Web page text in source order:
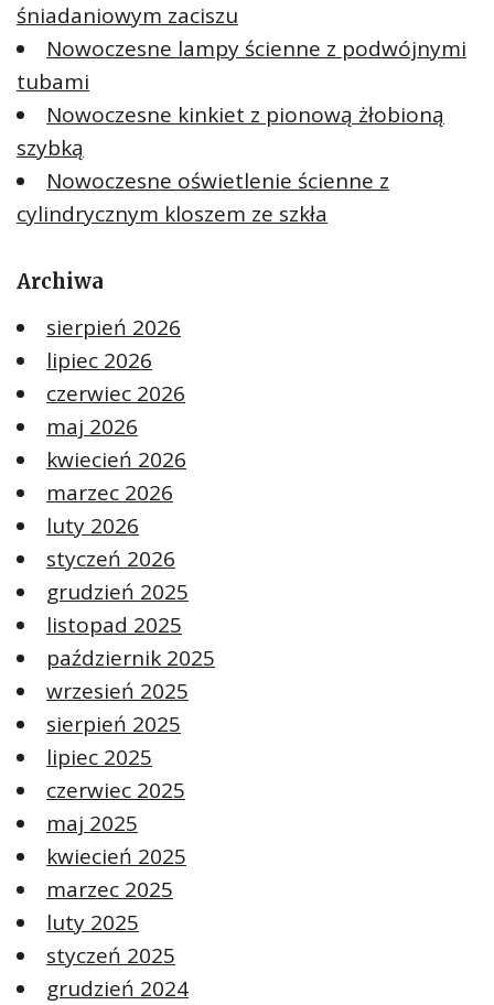
śniadaniowym zaciszu
Nowoczesne lampy ścienne z podwójnymi
tubami
Nowoczesne kinkiet z pionową żłobioną
szybką
Nowoczesne oświetlenie ścienne z
cylindrycznym kloszem ze szkła
Archiwa
sierpień 2026
lipiec 2026
czerwiec 2026
maj 2026
kwiecień 2026
marzec 2026
luty 2026
styczeń 2026
grudzień 2025
listopad 2025
październik 2025
wrzesień 2025
sierpień 2025
lipiec 2025
czerwiec 2025
maj 2025
kwiecień 2025
marzec 2025
luty 2025
styczeń 2025
grudzień 2024